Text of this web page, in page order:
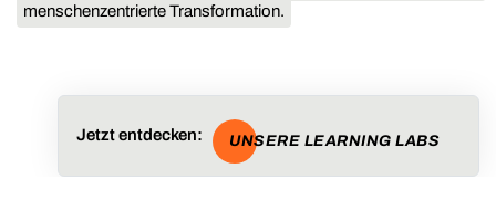
menschenzentrierte Transformation.
Jetzt entdecken: UNSERE LEARNING LABS